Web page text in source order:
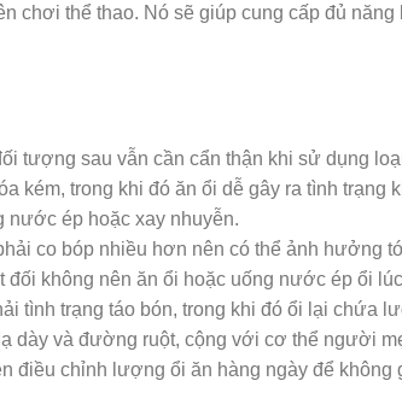
chơi thể thao. Nó sẽ giúp cung cấp đủ
tượng sau vẫn cần cẩn thận khi sử dụng
trong khi đó ăn ổi dễ gây ra tình trạng
nước ép hoặc xay nhuyễn.
co bóp nhiều hơn nên có thể ảnh hưởng
không nên ăn ổi hoặc uống nước ép ổi
tình trạng táo bón, trong khi đó ổi lại chứa
dày và đường ruột, cộng với cơ thể người
điều chỉnh lượng ổi ăn hàng ngày để không